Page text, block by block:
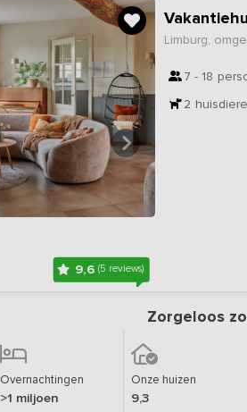
9,6(5 reviews)
Limburg,
7 - 18
2
Zorgeloos
Overnachtingen
>1 miljoen
Onze huizen
9,3